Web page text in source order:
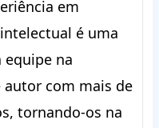
em
é uma
equipe na
com mais de
tornando-os na